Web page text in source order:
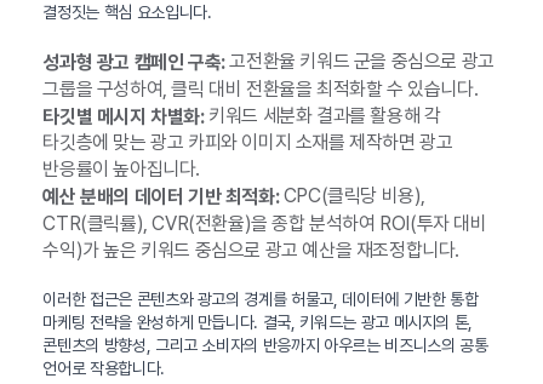
결정짓는 핵심 요소입니다.
성과형 광고 캠페인 구축:고전환율 키워드 군을 중심으로 광고
그룹을 구성하여, 클릭 대비 전환율을 최적화할 수 있습니다.
타깃별 메시지 차별화:키워드 세분화 결과를 활용해 각
타깃층에 맞는 광고 카피와 이미지 소재를 제작하면 광고
반응률이 높아집니다.
예산 분배의 데이터 기반 최적화:CPC(클릭당 비용),
CTR(클릭률), CVR(전환율)을 종합 분석하여 ROI(투자 대비
수익)가 높은 키워드 중심으로 광고 예산을 재조정합니다.
이러한 접근은 콘텐츠와 광고의 경계를 허물고, 데이터에 기반한 통합
마케팅 전략을 완성하게 만듭니다. 결국, 키워드는 광고 메시지의 톤,
콘텐츠의 방향성, 그리고 소비자의 반응까지 아우르는 비즈니스의 공통
언어로 작용합니다.